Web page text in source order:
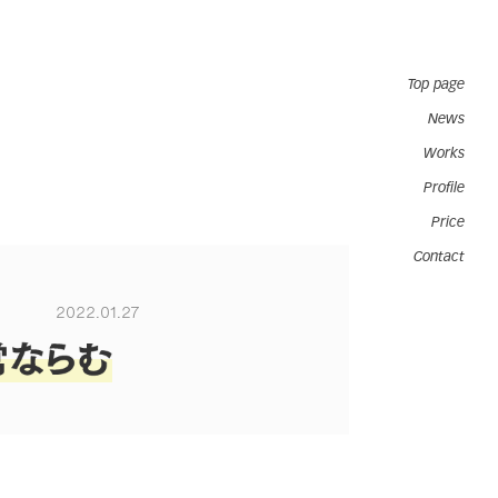
Top page
News
Works
Profile
Price
Contact
2022.01.27